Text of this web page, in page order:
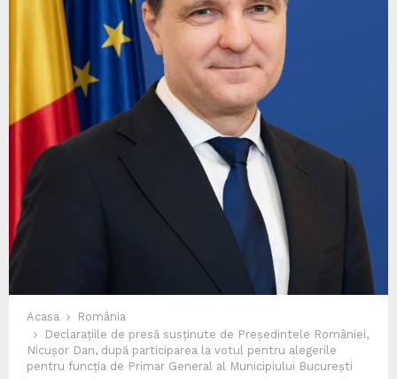
Acasa
România
Declarațiile de presă susținute de Președintele României,
Nicușor Dan, după participarea la votul pentru alegerile
pentru funcția de Primar General al Municipiului București